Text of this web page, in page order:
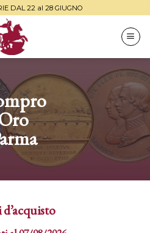
DAL 22 al 28 GIUGNO
d’acquisto